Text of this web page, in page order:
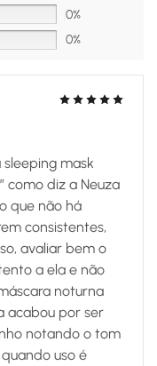
0%
0%
mask
como diz a Neuza
que não há
consistentes,
avaliar bem o
a ela e não
noturna
acabou por ser
notando o tom
uso é